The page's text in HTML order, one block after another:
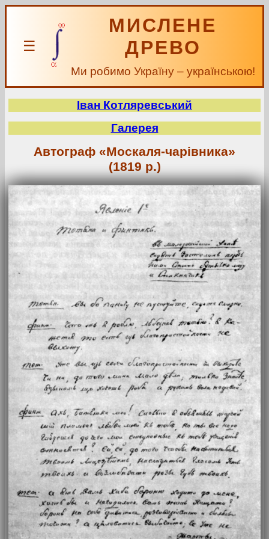
☰
МИСЛЕНЕ
ДРЕВО
Ми робимо Україну – українською!
Іван Котляревський
Галерея
Автограф «Москаля-чарівника»
(1819 р.)